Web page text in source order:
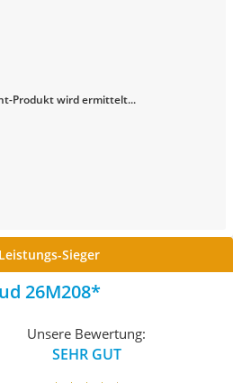
Produkt wird ermittelt...
Sieger
26M208
Unsere Bewertung:
SEHR GUT